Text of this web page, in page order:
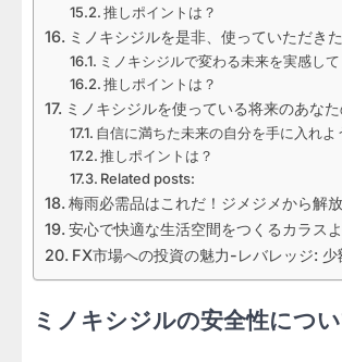
推しポイントは？
ミノキシジルを是非、使っていただき
ミノキシジルで変わる未来を実感して
推しポイントは？
ミノキシジルを使っている将来のあなた
自信に満ちた未来の自分を手に入れよ
推しポイントは？
Related posts:
梅雨必需品はこれだ！ジメジメから解
安心で快適な生活空間をつくるカラス
FX市場への投資の魅力-レバレッジ:
ミノキシジルの安全性につ